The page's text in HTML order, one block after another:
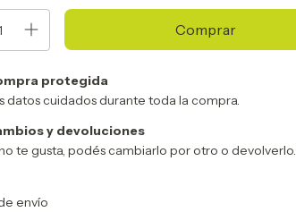
protegida
datos cuidados durante toda la compra.
y devoluciones
te gusta, podés cambiarlo por otro o devolverlo.
el CP:
envío